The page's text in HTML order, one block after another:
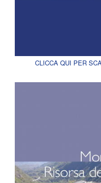
CLICCA QUI PER